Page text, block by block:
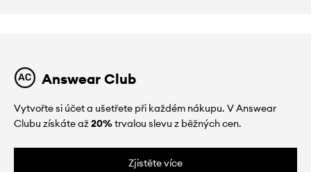
Answear Club
Vytvořte si účet a ušetřete při každém nákupu. V Answear
Clubu získáte až20%trvalou slevu z běžných cen.
Zjistěte více